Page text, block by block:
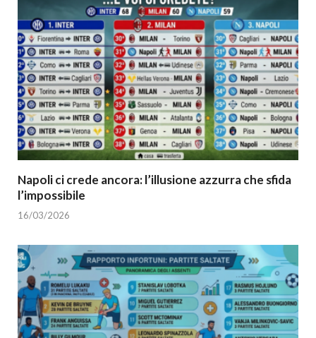
Napoli ci crede ancora: l’illusione azzurra che sfida
l’impossibile
16/03/2026